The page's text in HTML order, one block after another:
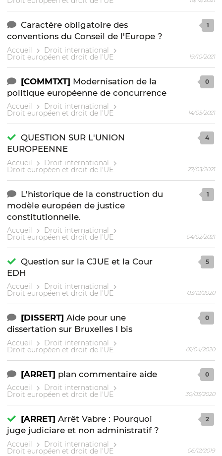
Caractère obligatoire des
conventions du Conseil de l'Europe ?
Accueil Droit international
Droit européen et droit de l'UE
1
19/10/2021
[COMMTXT] Modernisation de la
politique européenne de concurrence
Accueil Droit international
Droit européen et droit de l'UE
0
14/05/2021
QUESTION SUR L'UNION
EUROPEENNE
Accueil Droit international
Droit européen et droit de l'UE
4
27/03/2021
L'historique de la construction du
modèle européen de justice
constitutionnelle.
Accueil Droit international
Droit européen et droit de l'UE
1
04/02/2021
Question sur la CJUE et la Cour
EDH
Accueil Droit international
Droit européen et droit de l'UE
5
03/12/2020
[DISSERT] Aide pour une
dissertation sur Bruxelles I bis
Accueil Droit international
Droit européen et droit de l'UE
0
01/04/2020
[ARRET] plan commentaire aide
Accueil Droit international
Droit européen et droit de l'UE
0
30/03/2020
[ARRET] Arrêt Vabre : Pourquoi
juge judiciare et non administratif ?
Accueil Droit international
Droit européen et droit de l'UE
2
06/12/2019